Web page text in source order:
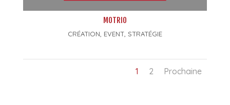
MOTRIO
CRÉATION EVENT, STRATÉGIE
1 2 Prochaine